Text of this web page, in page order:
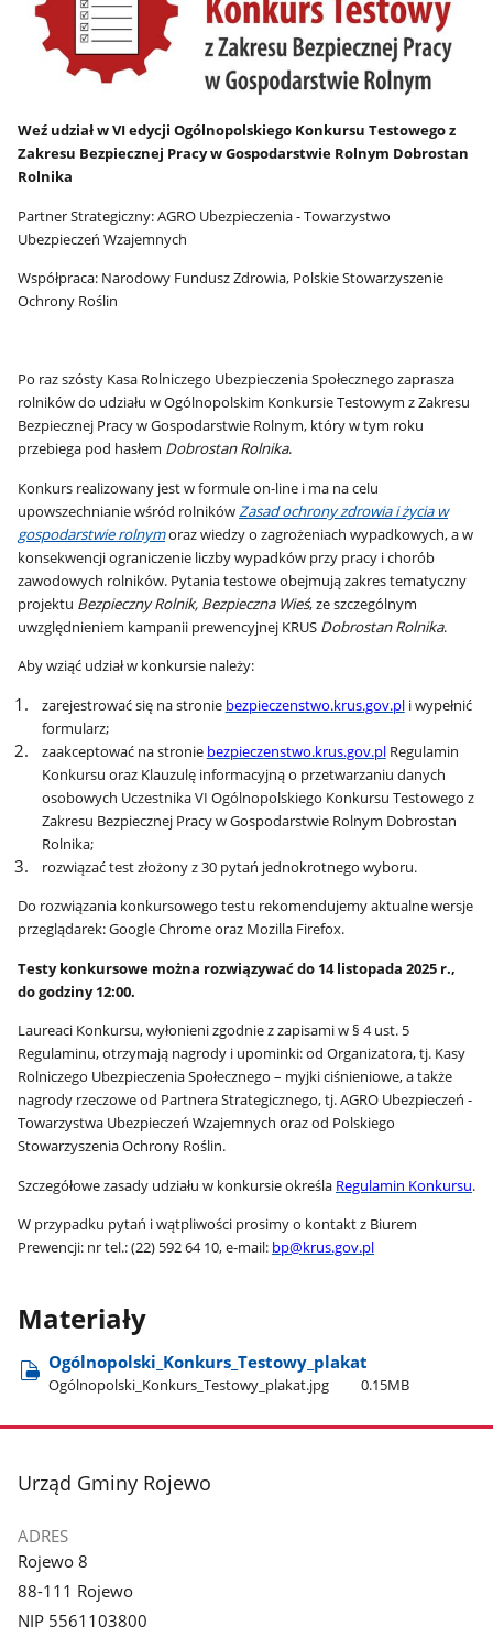
Weź udział w VI edycji Ogólnopolskiego Konkursu Testowego z
Zakresu Bezpiecznej Pracy w Gospodarstwie Rolnym Dobrostan
Rolnika
Partner Strategiczny: AGRO Ubezpieczenia - Towarzystwo
Ubezpieczeń Wzajemnych
Współpraca: Narodowy Fundusz Zdrowia, Polskie Stowarzyszenie
Ochrony Roślin
Po raz szósty Kasa Rolniczego Ubezpieczenia Społecznego zaprasza
rolników do udziału w Ogólnopolskim Konkursie Testowym z Zakresu
Bezpiecznej Pracy w Gospodarstwie Rolnym, który w tym roku
przebiega pod hasłem Dobrostan Rolnika.
Konkurs realizowany jest w formule on-line i ma na celu
upowszechnianie wśród rolników Zasad ochrony zdrowia i życia w
gospodarstwie rolnymoraz wiedzy o zagrożeniach wypadkowych, a w
konsekwencji ograniczenie liczby wypadków przy pracy i chorób
zawodowych rolników. Pytania testowe obejmują zakres tematyczny
projektu Bezpieczny Rolnik, Bezpieczna Wieś, ze szczególnym
uwzględnieniem kampanii prewencyjnej KRUS Dobrostan Rolnika.
Aby wziąć udział w konkursie należy:
zarejestrować się na stronie bezpieczenstwo.krus.gov.pli wypełnić
formularz;
zaakceptować na stronie bezpieczenstwo.krus.gov.plRegulamin
Konkursu oraz Klauzulę informacyjną o przetwarzaniu danych
osobowych Uczestnika VI Ogólnopolskiego Konkursu Testowego z
Zakresu Bezpiecznej Pracy w Gospodarstwie Rolnym Dobrostan
Rolnika;
rozwiązać test złożony z 30 pytań jednokrotnego wyboru.
Do rozwiązania konkursowego testu rekomendujemy aktualne wersje
przeglądarek: Google Chrome oraz Mozilla Firefox.
Testy konkursowe można rozwiązywać do 14 listopada 2025 r.,
do godziny 12:00.
Laureaci Konkursu, wyłonieni zgodnie z zapisami w § 4 ust. 5
Regulaminu, otrzymają nagrody i upominki: od Organizatora, tj. Kasy
Rolniczego Ubezpieczenia Społecznego – myjki ciśnieniowe, a także
nagrody rzeczowe od Partnera Strategicznego, tj. AGRO Ubezpieczeń -
Towarzystwa Ubezpieczeń Wzajemnych oraz od Polskiego
Stowarzyszenia Ochrony Roślin.
Szczegółowe zasady udziału w konkursie określa Regulamin Konkursu.
W przypadku pytań i wątpliwości prosimy o kontakt z Biurem
Prewencji: nr tel.: (22) 592 64 10, e-mail: bp@krus.gov.pl
Materiały
Ogólnopolski​_Konkurs​_Testowy​_plakat
Ogólnopolski​_Konkurs​_Testowy​_plakat.jpg 0.15MB
stopka
Urząd Gminy Rojewo
ADRES
Rojewo 8
88-111 Rojewo
NIP 5561103800